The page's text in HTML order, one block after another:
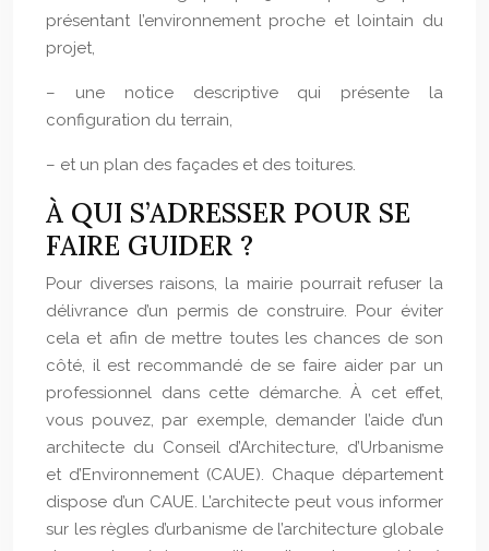
présentant l’environnement proche et lointain du
projet,
– une notice descriptive qui présente la
configuration du terrain,
– et un plan des façades et des toitures.
À QUI S’ADRESSER POUR SE
FAIRE GUIDER ?
Pour diverses raisons, la mairie pourrait refuser la
délivrance d’un permis de construire. Pour éviter
cela et afin de mettre toutes les chances de son
côté, il est recommandé de se faire aider par un
professionnel dans cette démarche. À cet effet,
vous pouvez, par exemple, demander l’aide d’un
architecte du Conseil d’Architecture, d’Urbanisme
et d’Environnement (CAUE). Chaque département
dispose d’un CAUE. L’architecte peut vous informer
sur les règles d’urbanisme de l’architecture globale